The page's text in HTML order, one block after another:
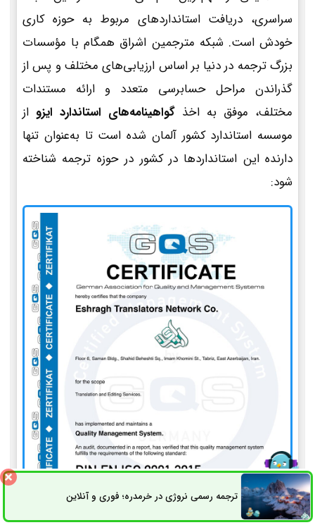
سراسری، دریافت استانداردهای مربوط به حوزه کاری
خودش است. شبکه مترجمین اشراق همگام با مؤسسات
بزرگ ترجمه در دنیا بر اساس ارزیابی‌های مختلف و پس از
گذراندن مراحل حسابرسی متعدد و ارائه مستندات
مختلف، موفق به اخذ گواهینامه‌های استاندارد ایزو از
موسسه استاندارد کشور آلمان شده است تا به‌عنوان تنها
دارنده این استانداردها در کشور در حوزه ترجمه شناخته
شود:
ترجمه رسمی نروژی در خرمدره؛ فوری و آنلاینثبت سفارش راه های ارتباطی